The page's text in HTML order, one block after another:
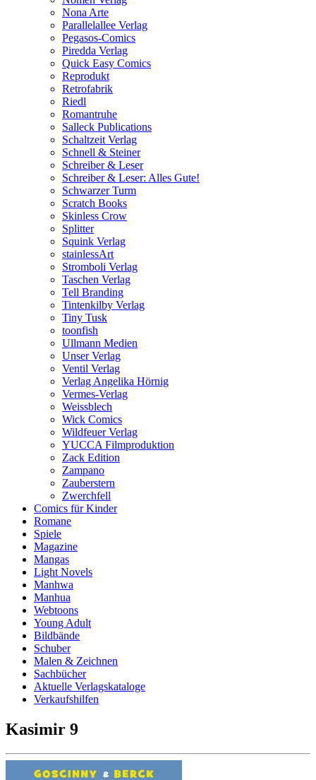
Nona Arte
Parallelallee Verlag
Pegasos-Comics
Piredda Verlag
Quick Easy Comics
Reprodukt
Retrofabrik
Riedl
Romantruhe
Salleck Publications
Schaltzeit Verlag
Schnell & Steiner
Schreiber & Leser
Schreiber & Leser: Alles Gute!
Schwarzer Turm
Scratch Books
Skinless Crow
Splitter
Squink Verlag
stainlessArt
Stromboli Verlag
Taschen Verlag
Tell Branding
Tintenkilby Verlag
Tiny Tusk
toonfish
Ullmann Medien
Unser Verlag
Ventil Verlag
Verlag Angelika Hörnig
Vermes-Verlag
Weissblech
Wick Comics
Wildfeuer Verlag
YUCCA Filmproduktion
Zack Edition
Zampano
Zauberstern
Zwerchfell
Comics für Kinder
Romane
Spiele
Magazine
Mangas
Light Novels
Manhwa
Manhua
Webtoons
Young Adult
Bildbände
Schuber
Malen & Zeichnen
Sachbücher
Aktuelle Verlagskataloge
Verkaufshilfen
Kasimir 9